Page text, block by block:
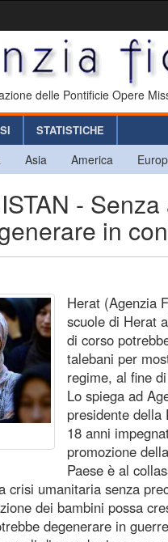
delle Pontificie Opere
STATISTICHE
Asia America
-
in
Herat (Agenzia
scuole di Herat
di corso
talebani per
regime, al fine
Lo spiega ad
presidente della
18 anni
promozione
Paese è al
crisi umanitaria senza
dei bambini possa
degenerare in